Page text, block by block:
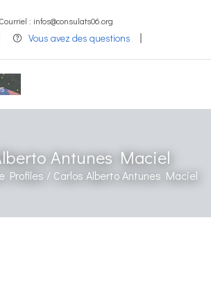
Courriel : infos@consulats06.org
Vous avez des questions
Antunes Maciel
Profiles / Carlos Alberto Antunes Maciel